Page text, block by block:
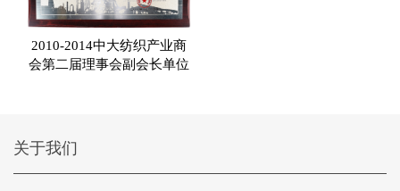
2010-2014中大纺织产业商
会第二届理事会副会长单位
关于我们